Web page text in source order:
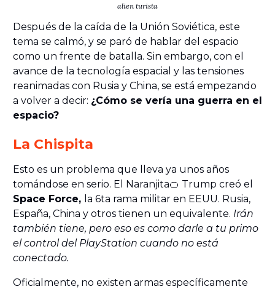
alien turista
Después de la caída de la Unión Soviética, este
tema se calmó, y se paró de hablar del espacio
como un frente de batalla. Sin embargo, con el
avance de la tecnología espacial y las tensiones
reanimadas con Rusia y China, se está empezando
a volver a decir: ¿Cómo se vería una guerra en el
espacio?
La Chispita
Esto es un problema que lleva ya unos años
tomándose en serio. El Naranjita🍊 Trump creó el
Space Force, la 6ta rama militar en EEUU. Rusia,
España, China y otros tienen un equivalente. Irán
también tiene, pero eso es como darle a tu primo
el control del PlayStation cuando no está
conectado.
Oficialmente, no existen armas específicamente